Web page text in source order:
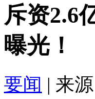
斥资2.6
曝光！
要闻 | 来